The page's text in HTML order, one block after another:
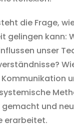
die Frage,
gelingen kann:
unser
und
erarbeitet.